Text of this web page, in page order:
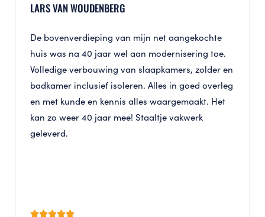
LARS VAN WOUDENBERG
De bovenverdieping van mijn net aangekochte
huis was na 40 jaar wel aan modernisering toe.
Volledige verbouwing van slaapkamers, zolder en
badkamer inclusief isoleren. Alles in goed overleg
en met kunde en kennis alles waargemaakt. Het
kan zo weer 40 jaar mee! Staaltje vakwerk
geleverd.